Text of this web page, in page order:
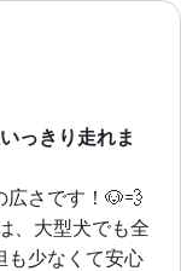
っきり走れま
広さです！🐶💨
、大型犬でも全
も少なくて安心